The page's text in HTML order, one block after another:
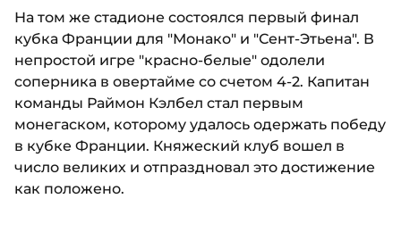
На том же стадионе состоялся первый финал
кубка Франции для "Монако" и "Сент-Этьена". В
непростой игре "красно-белые" одолели
соперника в овертайме со счетом 4-2. Капитан
команды Раймон Кэлбел стал первым
монегаском, которому удалось одержать победу
в кубке Франции. Княжеский клуб вошел в
число великих и отпраздновал это достижение
как положено.